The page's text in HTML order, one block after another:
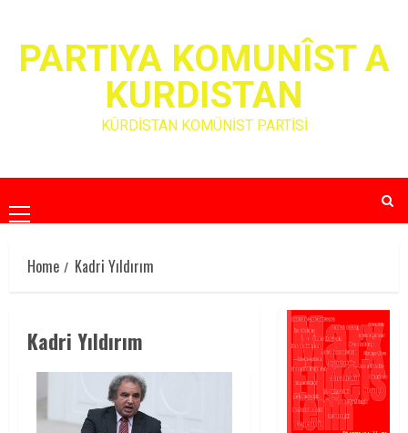
contentPARTIYA KOMUNÎST A
KURDISTAN
KÜRDİSTAN KOMÜNİST PARTİSİ
Primary
Menu
Home
Kadri Yıldırım
Kadri Yıldırım